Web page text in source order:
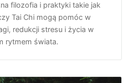
filozofia i praktyki takie jak
Tai Chi mogą pomóc w
redukcji stresu i życia w
rytmem świata.